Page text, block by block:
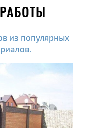
из популярных